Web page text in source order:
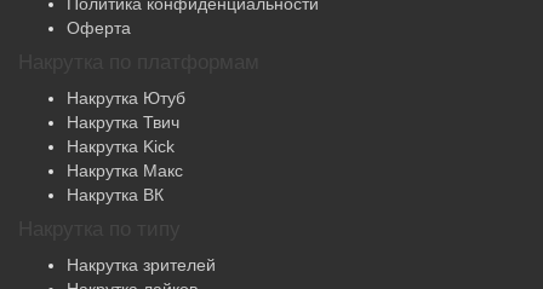
Оферта
Накрутка по платформам
Накрутка Твич
Накрутка Kick
Накрутка Макс
Накрутка ВК
Накрутка по типу
Накрутка лайков